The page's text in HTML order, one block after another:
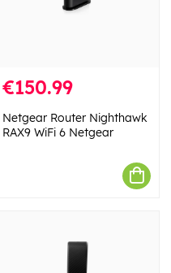
€150.99
Netgear Router Nighthawk
RAX9 WiFi 6 Netgear